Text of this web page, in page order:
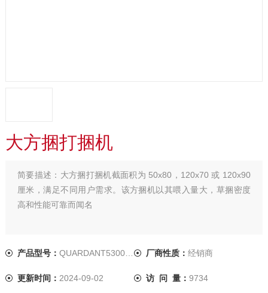
大方捆打捆机
简要描述： 大方捆打捆机截面积为 50x80，120x70 或 120x90
厘米，满足不同用户需求。该方捆机以其喂入量大，草捆密度
高和性能可靠而闻名
产品型号： QUARDANT5300RC 厂商性质： 经销商
更新时间： 2024-09-02 访 问 量： 9734